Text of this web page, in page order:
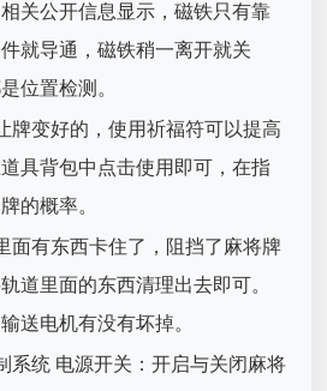
关公开信息显示，磁铁只有靠
就导通，磁铁稍一离开就关
位置检测。
牌变好的，使用祈福符可以提高
具背包中点击使用即可，在指
的概率。
面有东西卡住了，阻挡了麻将牌
道里面的东西清理出去即可。
送电机有没有坏掉。
系统 电源开关：开启与关闭麻将